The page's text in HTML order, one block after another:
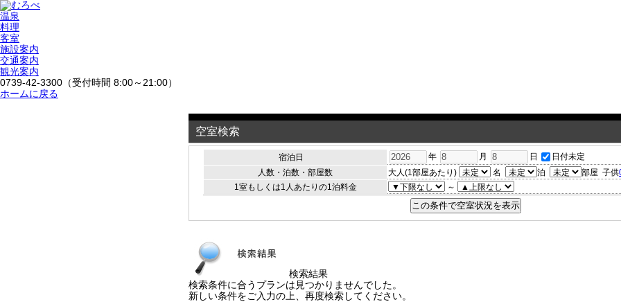
温泉
料理
客室
施設案内
交通案内
観光案内
0739-42-3300 （受付時間 8:00～21:00）
ホームに戻る
空室検索
宿泊日 年 月 日
日付未定
人数・泊数・部屋数
大人(1部屋あたり) 名 泊 部屋子供
1室もしくは1人あたりの1泊料金
～
検索結果
検索条件に合うプランは見つかりませんでした。
新しい条件をご入力の上、再度検索してください。